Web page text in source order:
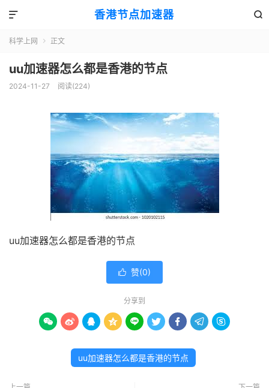
香港节点加速器 

科学上网  正文
uu加速器怎么都是香港的节点
2024-11-27 阅读(224)
uu加速器怎么都是香港的节点
 赞(0)
分享到
        
uu加速器怎么都是香港的节点